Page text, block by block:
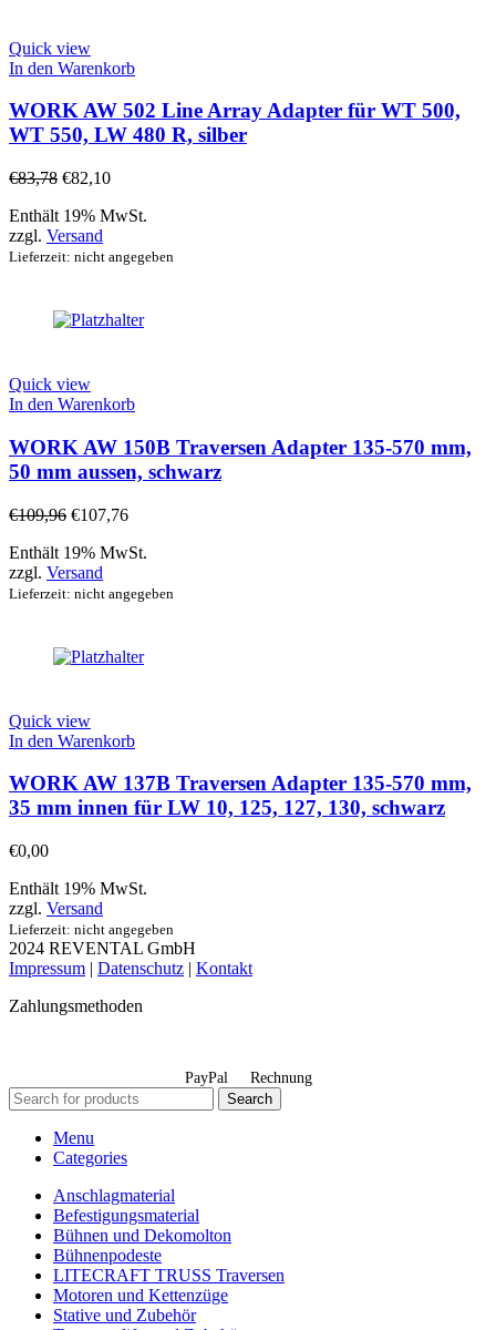
Quick view
In den Warenkorb
WORK AW 502 Line Array Adapter für WT 500,
WT 550, LW 480 R, silber
€83,78 €82,10
Enthält 19% MwSt.
zzgl. Versand
Lieferzeit: nicht angegeben
Quick view
In den Warenkorb
WORK AW 150B Traversen Adapter 135-570 mm,
50 mm aussen, schwarz
€109,96 €107,76
Enthält 19% MwSt.
zzgl. Versand
Lieferzeit: nicht angegeben
Quick view
In den Warenkorb
WORK AW 137B Traversen Adapter 135-570 mm,
35 mm innen für LW 10, 125, 127, 130, schwarz
€0,00
Enthält 19% MwSt.
zzgl. Versand
Lieferzeit: nicht angegeben
2024 REVENTAL GmbH
Impressum | Datenschutz | Kontakt
Zahlungsmethoden
PayPal Rechnung
Search
Menu
Categories
Anschlagmaterial
Befestigungsmaterial
Bühnen und Dekomolton
Bühnenpodeste
LITECRAFT TRUSS Traversen
Motoren und Kettenzüge
Stative und Zubehör